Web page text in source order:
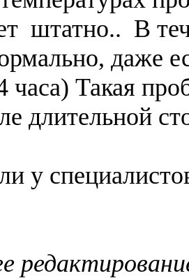
штатно.. В
даже
часа) Такая
длительной
у